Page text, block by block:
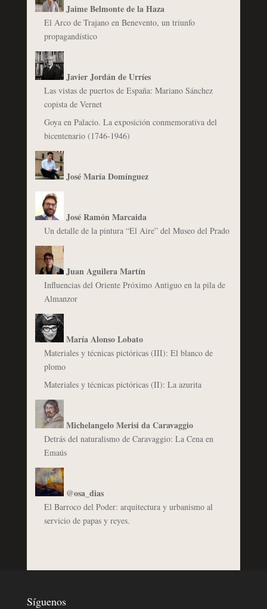
Jaime Belmonte de la Haza
El Arco de Trajano en Benevento, un triunfo
propagandístico
Javier Jordán de Urríes
Las vistas de puertos de España: Mariano Sánchez
copista de Vernet
Goya en Palacio. La exposición conmemorativa del
bicentenario (1746-1946)
José María Domínguez
José Ramón Marcaida
Un detalle de la pintura “El Aire” del Museo del Prado
Juan Aguilera Martín
Influencias del Oriente Próximo Antiguo en la pila de
Almanzor
María Alonso Lobato
Materiales y técnicas pictóricas (III): El blanco de
plomo
Materiales y técnicas pictóricas (II): La azurita
Michelangelo Merisi da Caravaggio
Detrás del naturalismo de Caravaggio: La Cena en
Emaús
@osa_dias
El Barroco del Poder: arquitectura y urbanismo al
servicio de papas y reyes.
Síguenos